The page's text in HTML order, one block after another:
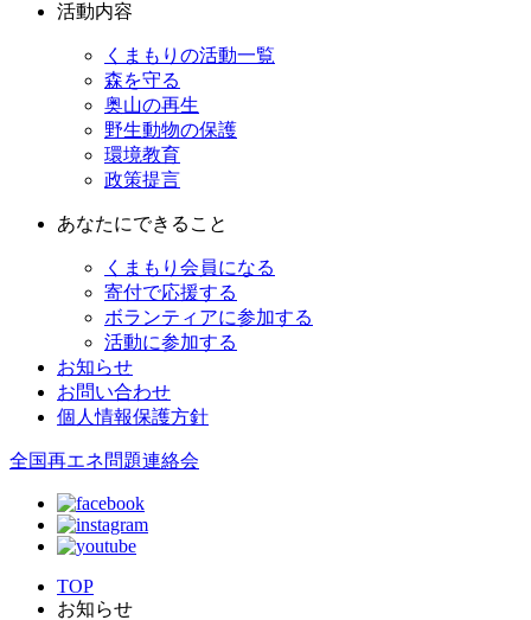
活動内容
くまもりの活動一覧
森を守る
奥山の再生
野生動物の保護
環境教育
政策提言
あなたにできること
くまもり会員になる
寄付で応援する
ボランティアに参加する
活動に参加する
お知らせ
お問い合わせ
個人情報保護方針
全国再エネ問題連絡会
TOP
お知らせ